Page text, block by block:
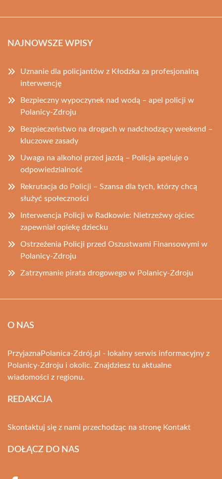
NAJNOWSZE WPISY
Uznanie dla policjantów z Kłodzka za profesjonalną
interwencję
Bezpieczny wypoczynek nad wodą – apel policji w
Polanicy-Zdroju
Bezpieczeństwo na drogach w nadchodzący weekend –
kluczowe zasady
Uwaga na alkohol przed jazdą – Policja apeluje o
odpowiedzialność
Rekrutacja do Policji – Szansa dla tych, którzy chcą
służyć społeczności
Interwencja Policji w Radkowie: Nietrzeźwy ojciec
zapewniał opiekę dziecku
Ostrzeżenia Policji przed Oszustwami Finansowymi w
Polanicy-Zdroju
Zatrzymanie pirata drogowego w Polanicy-Zdroju
O NAS
PrzyjaznaPolanica-Zdrój.pl - lokalny serwis informacyjny z
Polanicy-Zdroju i okolic. Znajdziesz tu aktualne
wiadomości z regionu.
REDAKCJA
Skontaktuj się z nami przechodząc na stronę Kontakt
DOŁĄCZ DO NAS